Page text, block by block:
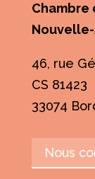
Chambre
46, rue
CS 81423
33074
Nous